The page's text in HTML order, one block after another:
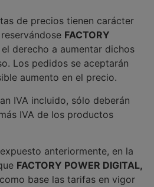
de precios tienen carácter
FACTORY
el derecho a aumentar dichos
Los pedidos se aceptarán
aumento en el precio.
IVA incluido, sólo deberán
IVA de los productos
anteriormente, en la
FACTORY POWER DIGITAL,
base las tarifas en vigor